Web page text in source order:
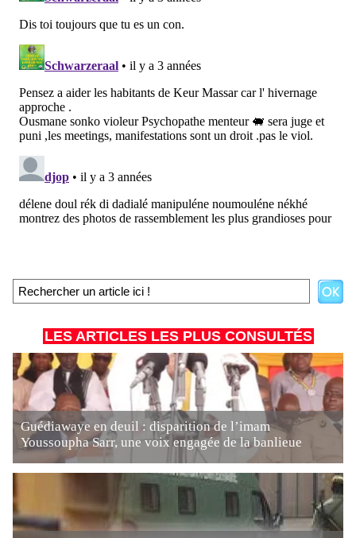
LES ARTICLES LES PLUS CONSULTÉS
Guédiawaye en deuil : disparition de l’imam
Youssoupha Sarr, une voix engagée de la banlieue